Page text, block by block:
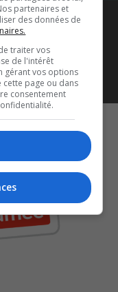
est diffusé
HD2
sur…
partenaires et
des données de
traiter vos
de l'intérêt
gérant vos options
cette page ou dans
consentement